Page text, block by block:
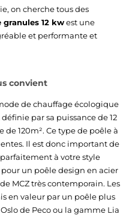
on cherche tous des
granules 12 kwest une
et performante et
convient
de chauffage écologique
par sa puissance de 12
120m². Ce type de poêle à
Il est donc important de
à votre style
un poêle design en acier
MCZ très contemporain. Les
en valeur par un poêle plus
de Peco ou la gamme Lia